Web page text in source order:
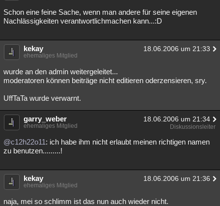
Schon eine feine Sache, wenn man andere für seine eigenen
Nachlässigkeiten verantwortlichmachen kann...:D
kekay 18.06.2006 um 21:33
ehemaliges Mitglied
wurde an den admin weitergeleitet...
moderatoren können beiträge nicht editieren oderzensieren, sry.
UffTaTa wurde verwarnt.
garry_weber 18.06.2006 um 21:34
ehemaliges Mitglied Diskussionsleiter
@c12h22o11: ich habe ihm nicht erlaubt meinen richtigen namen
zu benutzen.........!
kekay 18.06.2006 um 21:36
ehemaliges Mitglied
naja, mei so schlimm ist das nun auch wieder nicht.